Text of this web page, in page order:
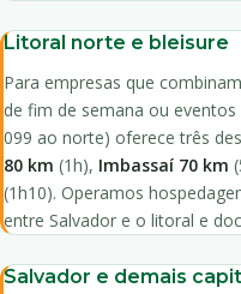
Litoral norte e bleisure
Para empresas que
de fim de semana ou
099 ao norte) oferece três
80 km (1h), Imbassaí 70 km
(1h10). Operamos
entre Salvador e o litoral e
Salvador e demais